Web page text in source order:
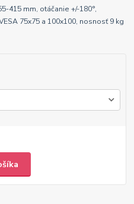
415 mm, otáčanie +/-180°,
75x75 a 100x100, nosnosť 9 kg